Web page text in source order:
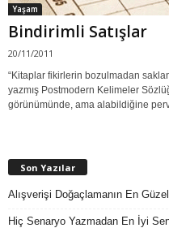
Yaşam
Bindirimli Satışlar
20/11/2011
“Kitaplar fikirlerin bozulmadan
yazmış Postmodern Kelimeler
görünümünde, ama alabildiğine
Son Yazılar
Alışverişi Doğaçlamanın En
Hiç Senaryo Yazmadan En İyi